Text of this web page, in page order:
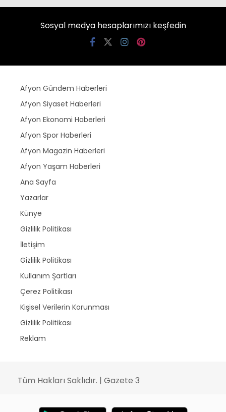
Sosyal medya hesaplarımızı keşfedin
Afyon Gündem Haberleri
Afyon Siyaset Haberleri
Afyon Ekonomi Haberleri
Afyon Spor Haberleri
Afyon Magazin Haberleri
Afyon Yaşam Haberleri
Ana Sayfa
Yazarlar
Künye
Gizlilik Politikası
İletişim
Gizlilik Politikası
Kullanım Şartları
Çerez Politikası
Kişisel Verilerin Korunması
Gizlilik Politikası
Reklam
Tüm Hakları Saklıdır. | Gazete 3